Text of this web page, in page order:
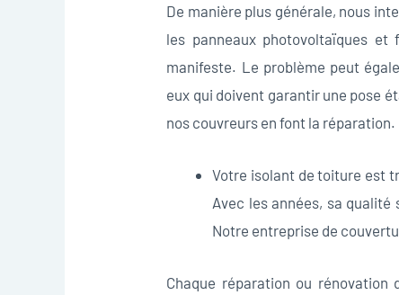
De manière plus générale, nous
les panneaux photovoltaïques et
manifeste. Le problème peut
eux qui doivent garantir une pose
nos couvreurs en font la réparation.
Votre isolant de toiture est
Avec les années, sa qualité
Notre entreprise de
Chaque réparation ou